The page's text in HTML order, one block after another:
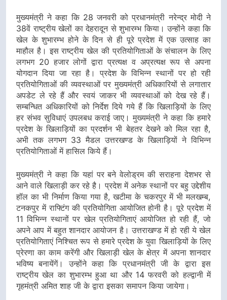
मुख्यमंत्री ने कहा कि 28 जनवरी को प्रधानमंत्री नरेन्द्र मोदी ने
38वें राष्ट्रीय खेलों का देहरादून से शुभारम्भ किया। उन्होंने कहा कि
खेल के शुभारम्भ होने के दिन से ही पूरे प्रदेश में एक उत्साह का
माहौल है। इस राष्ट्रीय खेल की प्रतियोगिताओं के संचालन के लिए
लगभग 20 हजार लोगों द्वारा प्रत्यक्ष व अप्रत्यक्ष रूप से अपना
योगदान दिया जा रहा है। प्रदेश के विभिन्न स्थानों पर हो रही
प्रतियोगिताओं की व्यवस्थाओं पर मुख्यमंत्री अधिकारियों से लगातार
अपडेट ले रहे हैं और स्वयं जाकर भी व्यवस्थाओं को देख रहे हैं।
सम्बन्धित अधिकारियों को निर्देश दिये गये हैं कि खिलाड़ियों के लिए
हर संभव सुविधाएं उपलबध कराई जाए। मुख्यमंत्री ने कहा कि हमारे
प्रदेश के खिलाड़ियों का प्रदर्शन भी बेहतर देखने को मिल रहा है,
अभी तक लगभग 33 मैडल उत्तरखण्ड के खिलाड़ियों ने विभिन्न
प्रतियोगिताओं में हासिल किये हैं।
मुख्यमंत्री ने कहा कि यहां पर बने वेलोड्रम की सराहना देशभर से
आने वाले खिलाड़ी कर रहे है। प्रदेश में अनेक स्थानों पर बहु उद्देशीय
हॉल का भी निर्माण किया गया है, खटीमा के चकरपुर में भी मलखम्ब,
टनकपुर में राफ्टिंग की प्रतियोगिता आयोजित होनी है। पूरे प्रदेश में
11 विभिन्न स्थानों पर खेल प्रतियोगिताएं आयोजित हो रही हैं, जो
अपने आप में बहुत शानदार आयोजन है। उत्तराखण्ड में हो रही ये खेल
प्रतियोगिताएं निश्चित रूप से हमारे प्रदेश के युवा खिलाड़ियों के लिए
प्रेरणा का काम करेंगी और खिलाड़ी खेल के क्षेत्र में अपना शानदार
भविष्य बनायेंगें। उन्होंने कहा कि प्रधानमंत्री जी के द्वारा इस
राष्ट्रीय खेल का शुभारम्भ हुआ था और 14 फरवरी को हल्द्वानी में
गृहमंत्री अमित शाह जी के द्वारा इसका समापन किया जायेगा।